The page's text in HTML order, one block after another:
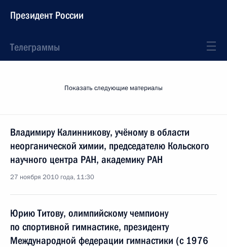
Президент России
Телеграммы
Показать следующие материалы
Владимиру Калинникову, учёному в области
неорганической химии, председателю Кольского
научного центра РАН, академику РАН
27 ноября 2010 года, 11:30
Юрию Титову, олимпийскому чемпиону
по спортивной гимнастике, президенту
Международной федерации гимнастики (с 1976